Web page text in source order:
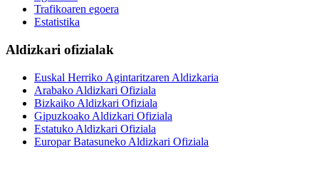
Trafikoaren egoera
Estatistika
Aldizkari ofizialak
Euskal Herriko Agintaritzaren Aldizkaria
Arabako Aldizkari Ofiziala
Bizkaiko Aldizkari Ofiziala
Gipuzkoako Aldizkari Ofiziala
Estatuko Aldizkari Ofiziala
Europar Batasuneko Aldizkari Ofiziala